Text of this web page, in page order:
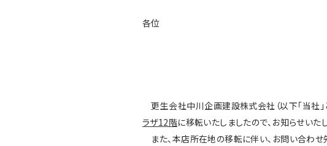
各位
更生会社中川企画建設株式会社（以下「当社」
ラザ12階に移転いたしましたので、お知らせいたし
また、本店所在地の移転に伴い、お問い合わせ